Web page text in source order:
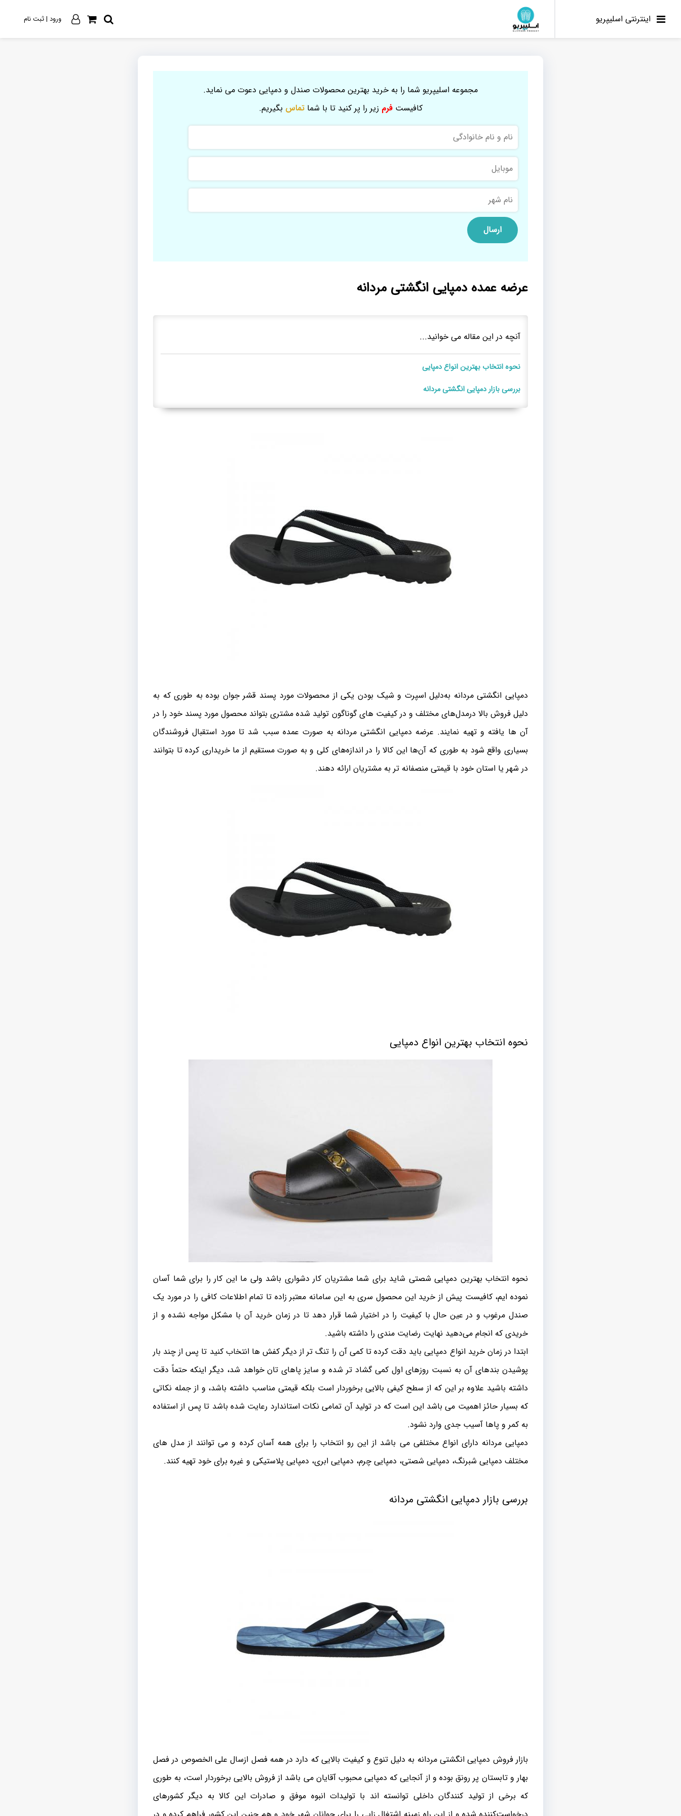
اینترنتی اسلیپریو ورود | ثبت نام
مجموعه اسلیپریو شما را به خرید بهترین محصولات صندل و دمپایی دعوت می نماید.
کافیستفرم زیر را پر کنید تا با شماتماس بگیریم.
و
نام
خانوادگی
موبایل
نام
شهر
عرضه عمده دمپایی انگشتی مردانه
آنچه در این مقاله می خوانید...
نحوه انتخاب بهترین انواع دمپایی
بررسی بازار دمپایی انگشتی مردانه
دمپایی انگشتی مردانه به‌دلیل اسپرت و شیک بودن یکی از محصولات مورد پسند قشر جوان بوده به طوری که به
دلیل فروش بالا درمدل‌های مختلف و در کیفیت های گوناگون تولید شده مشتری بتواند محصول مورد پسند خود را در
آن ها یافته و تهیه نمایند. عرضه دمپایی انگشتی مردانه به صورت عمده سبب شد تا مورد استقبال فروشندگان
بسیاری واقع شود به طوری که آن‌ها این کالا را در اندازه‌های کلی و به صورت مستقیم از ما خریداری کرده تا بتوانند
در شهر یا استان خود با قیمتی منصفانه تر به مشتریان ارائه دهند.
نحوه انتخاب بهترین انواع دمپایی
نحوه انتخاب بهترین دمپایی شصتی شاید برای شما مشتریان کار دشواری باشد ولی ما این کار را برای شما آسان
نموده ایم، کافیست پیش از خرید این محصول سری به این سامانه معتبر زاده تا تمام اطلاعات کافی را در مورد یک
صندل مرغوب و در عین حال با کیفیت را در اختیار شما قرار دهد تا در زمان خرید آن با مشکل مواجه نشده و از
خریدی که انجام می‌دهید نهایت رضایت مندی را داشته باشید.
ابتدا در زمان خرید انواع دمپایی باید دقت کرده تا کمی آن را تنگ تر از دیگر کفش ها انتخاب کنید تا پس از چند بار
پوشیدن بندهای آن به نسبت روزهای اول کمی گشاد تر شده و سایز پاهای تان خواهد شد، دیگر اینکه حتماً دقت
داشته باشید علاوه بر این که از سطح کیفی بالایی برخوردار است بلکه قیمتی مناسب داشته باشد، و از جمله نکاتی
که بسیار حائز اهمیت می باشد این است که در تولید آن تمامی نکات استاندارد رعایت شده باشد تا پس از استفاده
به کمر و پاها آسیب جدی وارد نشود.
دمپایی مردانه دارای انواع مختلفی می باشد از این رو انتخاب را برای همه آسان کرده و می توانند از مدل های
مختلف دمپایی شبرنگ، دمپایی شصتی، دمپایی چرم، دمپایی ابری، دمپایی پلاستیکی و غیره برای خود تهیه کنند.
بررسی بازار دمپایی انگشتی مردانه
بازار فروش دمپایی انگشتی مردانه به دلیل تنوع و کیفیت بالایی که دارد در همه فصل ازسال علی الخصوص در فصل
بهار و تابستان پر رونق بوده و از آنجایی که دمپایی محبوب آقایان می باشد از فروش بالایی برخوردار است، به طوری
که برخی از تولید کنندگان داخلی توانسته اند با تولیدات انبوه موفق و صادرات این کالا به دیگر کشورهای